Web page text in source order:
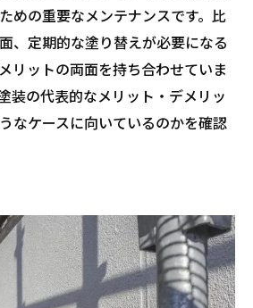
外壁は断熱性・遮音性にも優
ー工法？選び方のコツを解説
コストを抑えたい方におすすめ
は外壁の傷みが深刻なときに最
めの重要なメンテナンスです。比
、定期的な塗り替えが必要になる
リットの両面を持ち合わせていま
装の代表的なメリット・デメリッ
なケースに向いているのかを確認